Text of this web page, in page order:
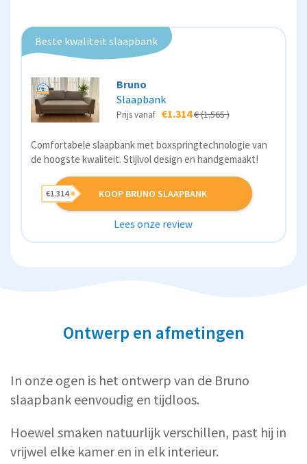
Beste kwaliteit slaapbank
Bruno
Slaapbank
Prijs vanaf €1.314€ (1.565 )
Comfortabele slaapbank met boxspringtechnologie van
de hoogste kwaliteit. Stijlvol design en handgemaakt!
KOOP BRUNO SLAAPBANK
€1.314
Lees onze review
Ontwerp en afmetingen
In onze ogen is het ontwerp van de Bruno
slaapbank eenvoudig en tijdloos.
Hoewel smaken natuurlijk verschillen, past hij in
vrijwel elke kamer en in elk interieur.